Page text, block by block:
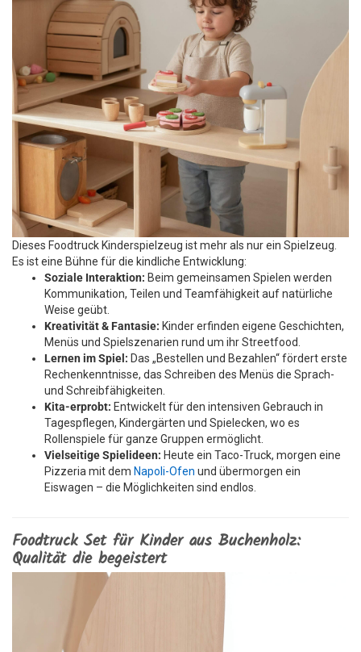
Dieses Foodtruck Kinderspielzeug ist mehr als nur ein Spielzeug.
Es ist eine Bühne für die kindliche Entwicklung:
Soziale Interaktion: Beim gemeinsamen Spielen werden
Kommunikation, Teilen und Teamfähigkeit auf natürliche
Weise geübt.
Kreativität & Fantasie: Kinder erfinden eigene Geschichten,
Menüs und Spielszenarien rund um ihr Streetfood.
Lernen im Spiel: Das „Bestellen und Bezahlen“ fördert erste
Rechenkenntnisse, das Schreiben des Menüs die Sprach-
und Schreibfähigkeiten.
Kita-erprobt: Entwickelt für den intensiven Gebrauch in
Tagespflegen, Kindergärten und Spielecken, wo es
Rollenspiele für ganze Gruppen ermöglicht.
Vielseitige Spielideen: Heute ein Taco-Truck, morgen eine
Pizzeria mit dem Napoli-Ofen und übermorgen ein
Eiswagen – die Möglichkeiten sind endlos.
Foodtruck Set für Kinder aus Buchenholz:
Qualität die begeistert